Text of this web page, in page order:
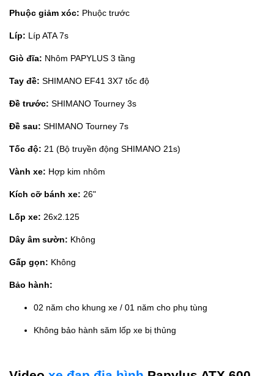
Phuộc giảm xóc: Phuộc trước
Líp: Líp ATA 7s
Giò đĩa: Nhôm PAPYLUS 3 tầng
Tay đề: SHIMANO EF41 3X7 tốc độ
Đề trước: SHIMANO Tourney 3s
Đề sau: SHIMANO Tourney 7s
Tốc độ: 21 (Bộ truyền động SHIMANO 21s)
Vành xe: Hợp kim nhôm
Kích cỡ bánh xe: 26"
Lốp xe: 26x2.125
Dây âm sườn: Không
Gấp gọn: Không
Bảo hành:
02 năm cho khung xe / 01 năm cho phụ tùng
Không bảo hành săm lốp xe bị thủng